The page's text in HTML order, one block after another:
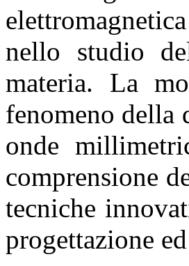
nello studio
materia. La
fenomeno della
onde
comprensione
tecniche
progettazione